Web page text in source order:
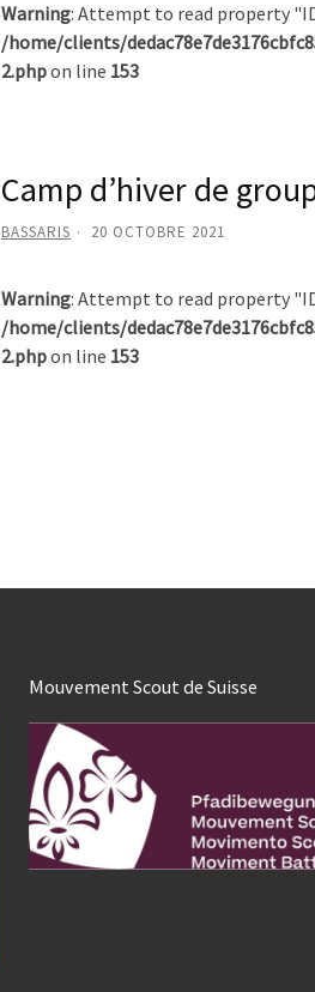
Warning: Attempt to read property
/home/clients/
2.phpon line 153
Camp d’hiver de
BASSARIS 20 OCTOBRE 2021
Warning: Attempt to read property
/home/clients/
2.phpon line 153
Mouvement Scout de Suisse